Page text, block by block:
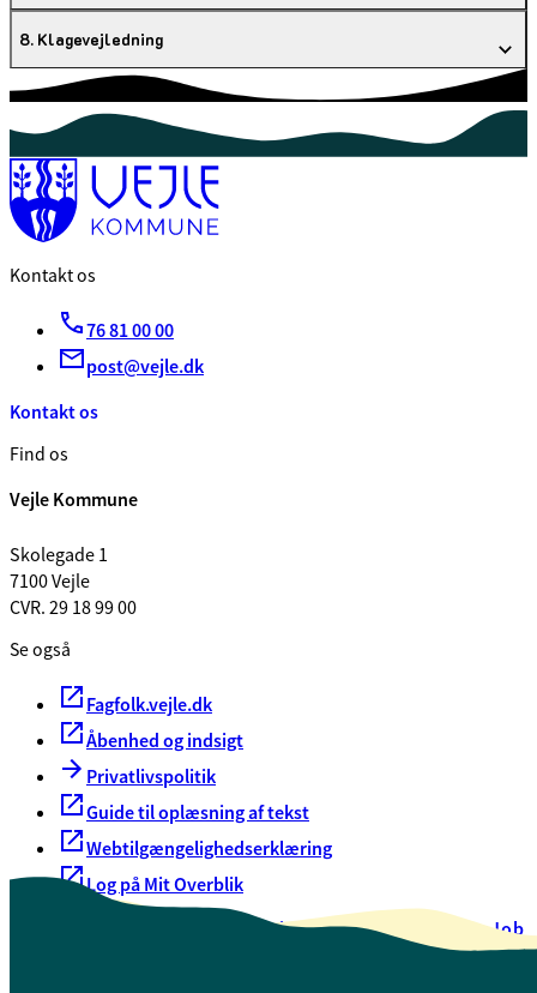
8. Klagevejledning
Kontakt os
76 81 00 00
post@vejle.dk
Kontakt os
Find os
Vejle Kommune
Skolegade 1
7100 Vejle
CVR. 29 18 99 00
Se også
Fagfolk.vejle.dk
Åbenhed og indsigt
Privatlivspolitik
Guide til oplæsning af tekst
Webtilgængelighedserklæring
Log på Mit Overblik
Oversigt over selvbetjeningJob